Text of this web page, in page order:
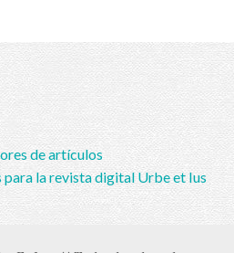
de artículos
la revista digital Urbe et Ius